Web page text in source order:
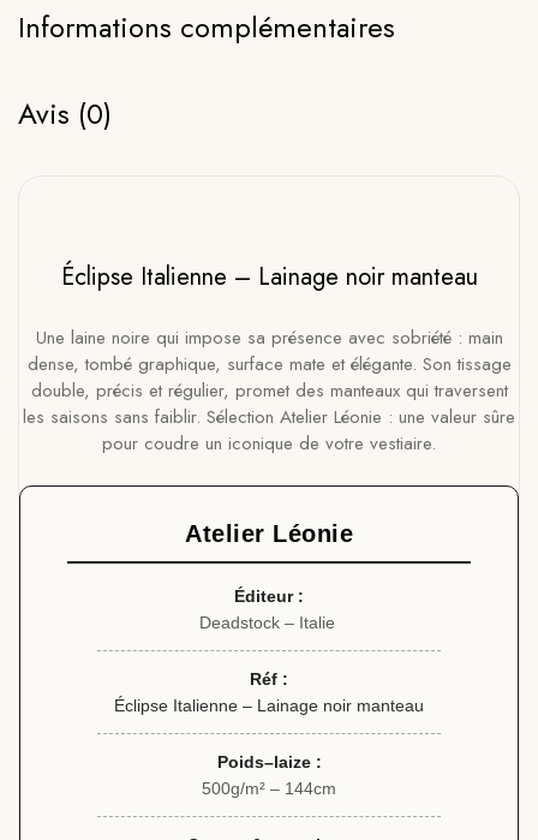
Informations complémentaires
Avis (0)
Éclipse Italienne – Lainage noir manteau
Une laine noire qui impose sa présence avec sobriété : main
dense, tombé graphique, surface mate et élégante. Son tissage
double, précis et régulier, promet des manteaux qui traversent
les saisons sans faiblir. Sélection Atelier Léonie : une valeur sûre
pour coudre un iconique de votre vestiaire.
Atelier Léonie
Éditeur :
Deadstock – Italie
Réf :
Éclipse Italienne – Lainage noir manteau
Poids–laize :
500g/m² – 144cm